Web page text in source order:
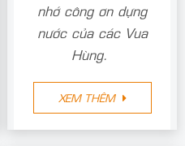
nhớ công ơn dựng
nước của các Vua
Hùng.
XEM THÊM